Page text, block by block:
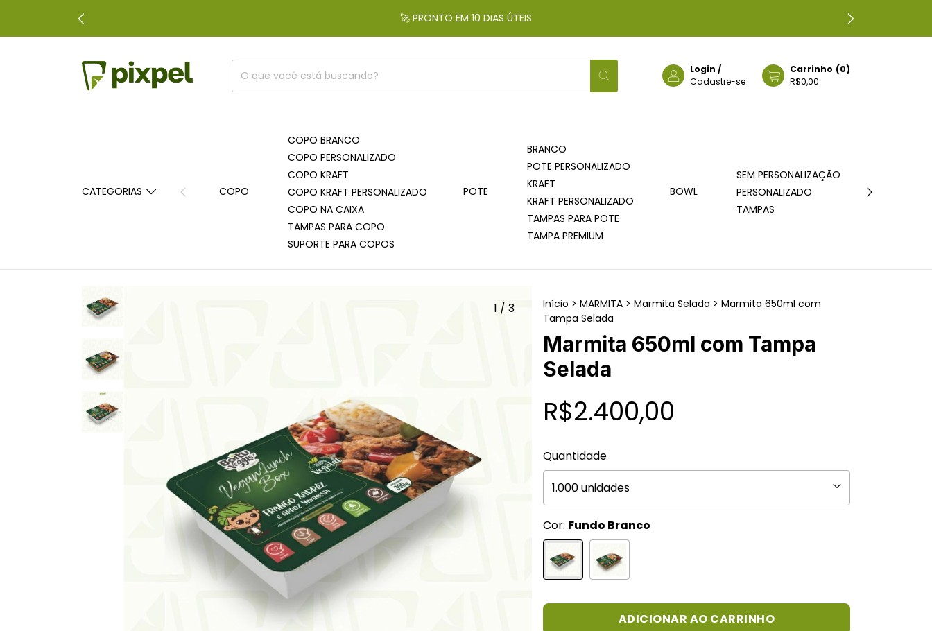
🚀 PRONTO EM 10 DIAS ÚTEIS
Login /
Cadastre-se
Carrinho (0)
R$0,00
CATEGORIAS COPO
COPO BRANCO
COPO PERSONALIZADO
COPO KRAFT
COPO KRAFT PERSONALIZADO
COPO NA CAIXA
TAMPAS PARA COPO
SUPORTE PARA COPOS
POTE
BRANCO
POTE PERSONALIZADO
KRAFT
KRAFT PERSONALIZADO
TAMPAS PARA POTE
TAMPA PREMIUM
BOWL
SEM PERSONALIZAÇÃO
PERSONALIZADO
TAMPAS
1 / 3 Início > MARMITA > Marmita Selada > Marmita 650ml com
Tampa Selada
Marmita 650ml com Tampa
Selada
R$2.400,00
Quantidade
Cor: Fundo Branco